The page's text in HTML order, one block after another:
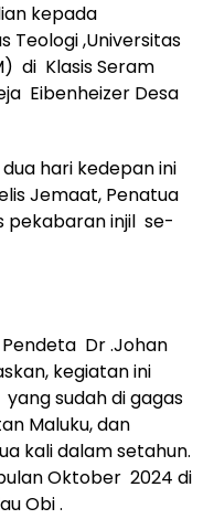
kepada
Teologi ,Universitas
di Klasis Seram
Eibenheizer Desa
hari kedepan ini
Jemaat, Penatua
pekabaran injil se-
Pendeta Dr .Johan
kegiatan ini
sudah di gagas
Maluku, dan
kali dalam setahun.
Oktober 2024 di
Obi .